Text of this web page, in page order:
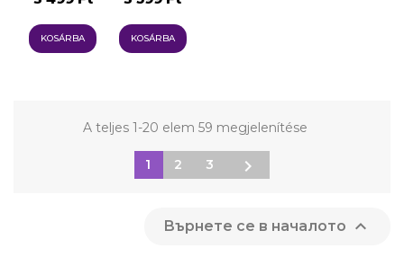
KOSÁRBA KOSÁRBA
A teljes 1-20 elem 59 megjelenítése
1 2 3 
Върнете се в началото 